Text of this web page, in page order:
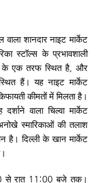
वाला शानदार नाइट मार्केट
स्टॉल्स के प्रभावशाली
के एक तरफ स्थित है, और
हैं। यह नाइट मार्केट
कीमतों में मिलता है।
वाला चिल्वा मार्केट
स्मारिकाओं की तलाश
है। दिल्ली के खान मार्केट
से रात 11:00 बजे तक।